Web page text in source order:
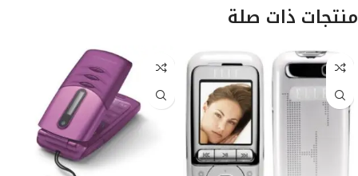
منتجات ذات صلة